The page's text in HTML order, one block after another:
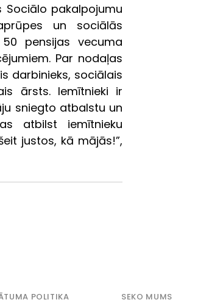
Sociālo pakalpojumu
un sociālās
pensijas vecuma
Par nodaļas
darbinieks, sociālais
ārsts. Iemītnieki ir
sniegto atbalstu un
atbilst iemītnieku
justos, kā mājās!”,
POLITIKA
SEKO MUMS